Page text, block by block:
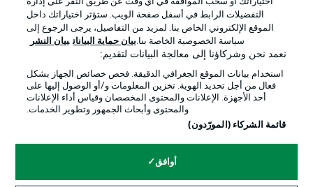
© 2026 Bundesliga-Gruppe GmbH
التفضيلات الرابط في أسفل صفحة الويب. ستؤثر اختياراتك داخل
الموقع الإلكتروني الخاص بنا. لمزيد من التفاصيل، يرجى الرجوع إلى
سياسة الخصوصية الخاصة بنا.بيان حماية البيانات بيان النشر
نعمد نحن وشركاؤنا إلى معالجة البيانات لتقديم:
استخدام بيانات الموقع الجغرافي الدقيقة. فحص خصائص الجهاز بشكل
فعال من أجل تحديد الهوية. تخزين المعلومات و/أو الوصول إليها على
أحد الأجهزة. الإعلانات والمحتوى المخصصان وقياس أداء الإعلانات
والمحتوى وأبحاث الجمهور وتطوير الخدمات.
قائمة الشركاء (المورّدون)
أوافق